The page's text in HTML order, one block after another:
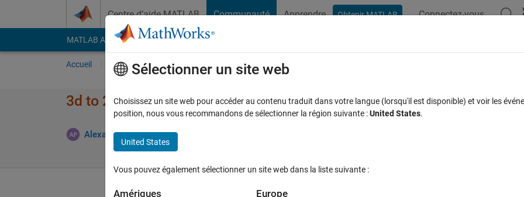
Centre d’aide MATLAB Communauté Apprendre Obtenir MATLAB Connectez-vous
MATLAB Answers File Exchange Cody
Accueil Poser une question Parcourir
3d to 2d matrix
Alexandros Polykarpou
Sélectionner un site web
Choisissez un site web pour accéder au contenu traduit dans votre langue (lorsqu'il est disponible) et voir les
position, nous vous recommandons de sélectionner la région suivante :United States.
United States
Vous pouvez également sélectionner un site web dans la liste suivante :
Amériques Europe